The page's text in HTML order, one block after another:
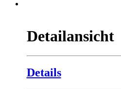
Detailansicht
Details